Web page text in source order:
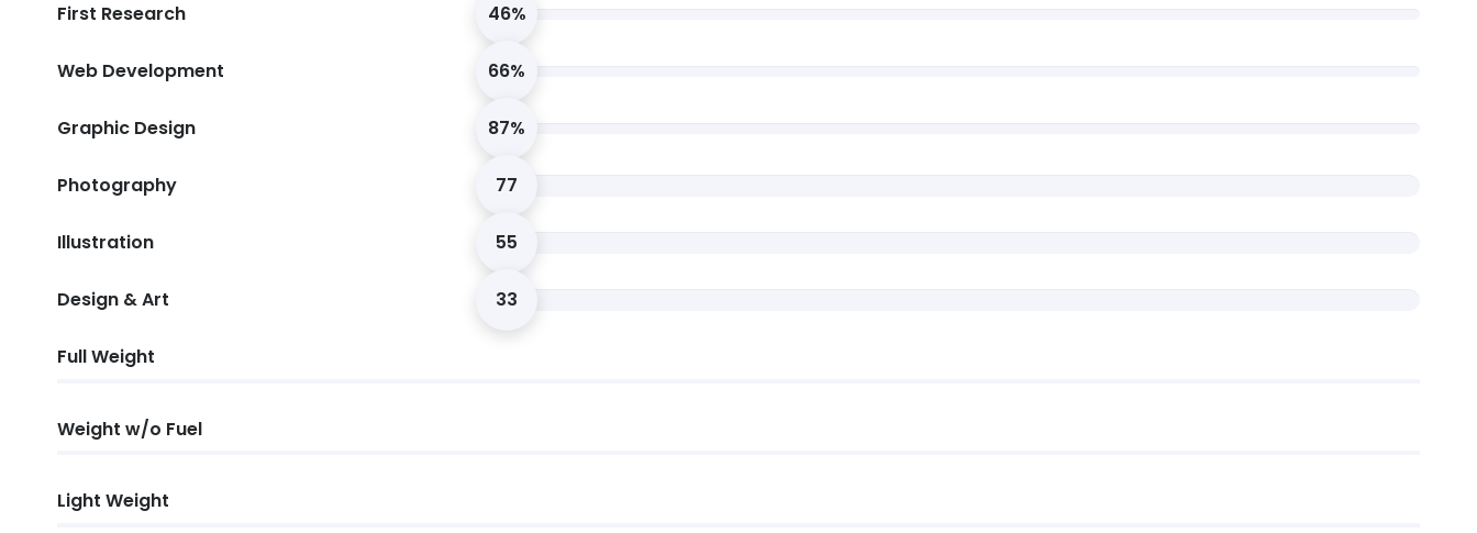
First Research 46%
Web Development 66%
Graphic Design 87%
Photography 77
Illustration 55
Design & Art 33
Full Weight
Weight w/o Fuel
Light Weight